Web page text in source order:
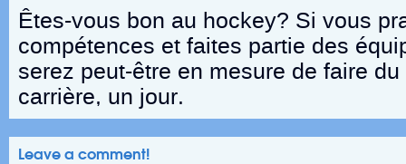
Êtes-vous bon au hockey? Si vous
compétences et faites partie des
serez peut-être en mesure de faire
carrière, un jour.
Leave a comment!